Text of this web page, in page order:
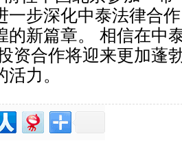
一步深化中泰法律合
的新篇章。 相信在中
资合作将迎来更加蓬
力。